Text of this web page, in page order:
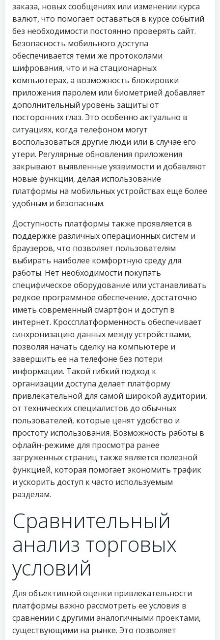
заказа, новых сообщениях или изменении курса
валют, что помогает оставаться в курсе событий
без необходимости постоянно проверять сайт.
Безопасность мобильного доступа
обеспечивается теми же протоколами
шифрования, что и на стационарных
компьютерах, а возможность блокировки
приложения паролем или биометрией добавляет
дополнительный уровень защиты от
посторонних глаз. Это особенно актуально в
ситуациях, когда телефоном могут
воспользоваться другие люди или в случае его
утери. Регулярные обновления приложения
закрывают выявленные уязвимости и добавляют
новые функции, делая использование
платформы на мобильных устройствах еще более
удобным и безопасным.
Доступность платформы также проявляется в
поддержке различных операционных систем и
браузеров, что позволяет пользователям
выбирать наиболее комфортную среду для
работы. Нет необходимости покупать
специфическое оборудование или устанавливать
редкое программное обеспечение, достаточно
иметь современный смартфон и доступ в
интернет. Кроссплатформенность обеспечивает
синхронизацию данных между устройствами,
позволяя начать сделку на компьютере и
завершить ее на телефоне без потери
информации. Такой гибкий подход к
организации доступа делает платформу
привлекательной для самой широкой аудитории,
от технических специалистов до обычных
пользователей, которые ценят удобство и
простоту использования. Возможность работы в
офлайн-режиме для просмотра ранее
загруженных страниц также является полезной
функцией, которая помогает экономить трафик
и ускорить доступ к часто используемым
разделам.
Сравнительный
анализ торговых
условий
Для объективной оценки привлекательности
платформы важно рассмотреть ее условия в
сравнении с другими аналогичными проектами,
существующими на рынке. Это позволяет